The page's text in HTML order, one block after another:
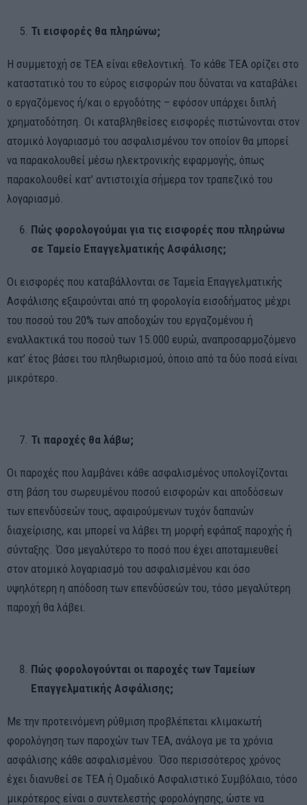
Τι εισφορές θα πληρώνω;
Η συμμετοχή σε ΤΕΑ είναι εθελοντική. Το κάθε ΤΕΑ ορίζει στο
καταστατικό του το εύρος εισφορών που δύναται να καταβάλει
ο εργαζόμενος ή/και ο εργοδότης – εφόσον υπάρχει διπλή
χρηματοδότηση. Οι καταβληθείσες εισφορές πιστώνονται στον
ατομικό λογαριασμό του ασφαλισμένου τον οποίον θα μπορεί
να παρακολουθεί μέσω ηλεκτρονικής εφαρμογής, όπως
παρακολουθεί κατ’ αντιστοιχία σήμερα τον τραπεζικό του
λογαριασμό.
Πώς φορολογούμαι για τις εισφορές που πληρώνω
σε Ταμείο Επαγγελματικής Ασφάλισης;
Οι εισφορές που καταβάλλονται σε Ταμεία Επαγγελματικής
Ασφάλισης εξαιρούνται από τη φορολογία εισοδήματος μέχρι
του ποσού του 20% των αποδοχών του εργαζομένου ή
εναλλακτικά του ποσού των 15.000 ευρώ, αναπροσαρμοζόμενο
κατ’ έτος βάσει του πληθωρισμού, όποιο από τα δύο ποσά είναι
μικρότερο.
Τι παροχές θα λάβω;
Οι παροχές που λαμβάνει κάθε ασφαλισμένος υπολογίζονται
στη βάση του σωρευμένου ποσού εισφορών και αποδόσεων
των επενδύσεών τους, αφαιρούμενων τυχόν δαπανών
διαχείρισης, και μπορεί να λάβει τη μορφή εφάπαξ παροχής ή
σύνταξης. Όσο μεγαλύτερο το ποσό που έχει αποταμιευθεί
στον ατομικό λογαριασμό του ασφαλισμένου και όσο
υψηλότερη η απόδοση των επενδύσεών του, τόσο μεγαλύτερη
παροχή θα λάβει.
Πώς φορολογούνται οι παροχές των Ταμείων
Επαγγελματικής Ασφάλισης;
Με την προτεινόμενη ρύθμιση προβλέπεται κλιμακωτή
φορολόγηση των παροχών των ΤΕΑ, ανάλογα με τα χρόνια
ασφάλισης κάθε ασφαλισμένου. Όσο περισσότερος χρόνος
έχει διανυθεί σε ΤΕΑ ή Ομαδικό Ασφαλιστικό Συμβόλαιο, τόσο
μικρότερος είναι ο συντελεστής φορολόγησης, ώστε να